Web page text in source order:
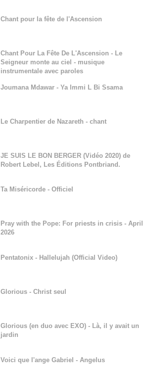
Chant pour la fête de l'Ascension
Chant Pour La Fête De L'Ascension - Le
Seigneur monte au ciel - musique
instrumentale avec paroles
Joumana Mdawar - Ya Immi L Bi Ssama
Le Charpentier de Nazareth - chant
JE SUIS LE BON BERGER (Vidéo 2020) de
Robert Lebel, Les Éditions Pontbriand.
Ta Miséricorde - Officiel
Pray with the Pope: For priests in crisis - April
2026
Pentatonix - Hallelujah (Official Video)
Glorious - Christ seul
Glorious (en duo avec EXO) - Là, il y avait un
jardin
Voici que l'ange Gabriel - Angelus